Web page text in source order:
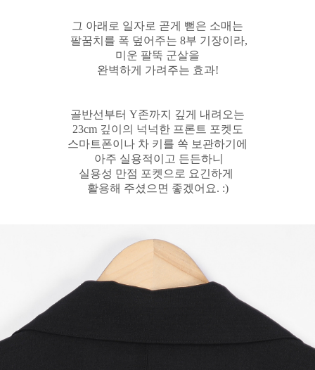
그 아래로 일자로 곧게 뻗은 소매는
팔꿈치를 폭 덮어주는 8부 기장이라,
미운 팔뚝 군살을
완벽하게 가려주는 효과!
골반선부터 Y존까지 깊게 내려오는
23cm 깊이의 넉넉한 프론트 포켓도
스마트폰이나 차 키를 쏙 보관하기에
아주 실용적이고 든든하니
실용성 만점 포켓으로 요긴하게
활용해 주셨으면 좋겠어요. :)